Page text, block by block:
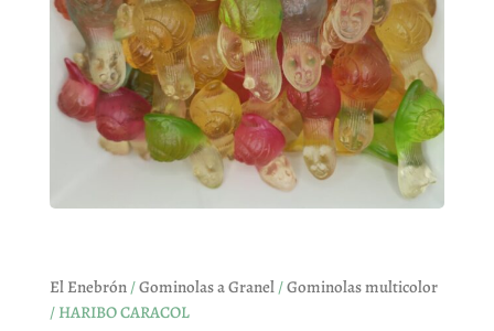
El Enebrón/Gominolas a Granel/Gominolas multicolor
/ HARIBO CARACOL